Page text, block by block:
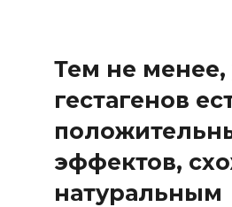
Тем не менее,
гестагенов
эффектов,
натуральным